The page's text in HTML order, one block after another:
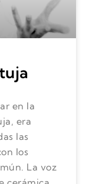
en la
era
las
los
La voz